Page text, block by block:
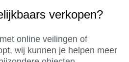
verkopen?
online veilingen of
wij kunnen je helpen meer